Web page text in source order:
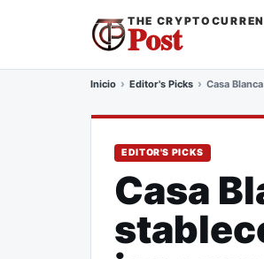
THE
Post
Inicio Editor's Picks Casa
EDITOR'S PICKS
Casa